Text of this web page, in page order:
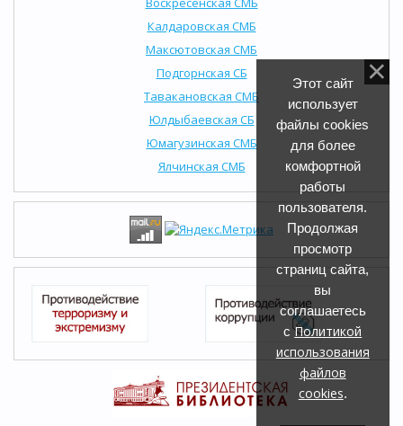
Калдаровская СМБ
Максютовская СМБ
Подгорнская СБ
Тавакановская СМБ
Юлдыбаевская СБ
Юмагузинская СМБ
Ялчинская СМБ
Этот сайт
использует
файлы cookies
для более
комфортной
работы
пользователя.
Продолжая
просмотр
страниц сайта,
вы
соглашаетесь
сПолитикой
использования
файлов
cookies.